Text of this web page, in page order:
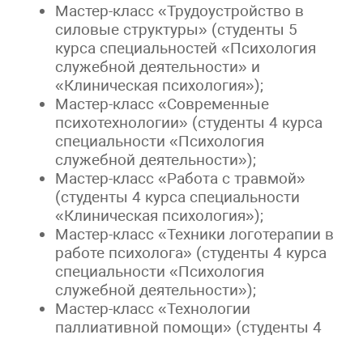
Мастер-класс «Трудоустройство в
силовые структуры» (студенты 5
курса специальностей «Психология
служебной деятельности» и
«Клиническая психология»);
Мастер-класс «Современные
психотехнологии» (студенты 4 курса
специальности «Психология
служебной деятельности»);
Мастер-класс «Работа с травмой»
(студенты 4 курса специальности
«Клиническая психология»);
Мастер-класс «Техники логотерапии в
работе психолога» (студенты 4 курса
специальности «Психология
служебной деятельности»);
Мастер-класс «Технологии
паллиативной помощи» (студенты 4